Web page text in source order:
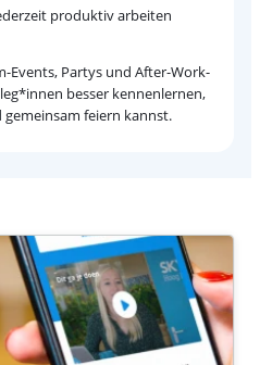
produktiv arbeiten
Events, Partys und After-Work-
besser kennenlernen,
feiern kannst.
Bewerben
und wir informieren dich so
in die nächste Runde kommst.